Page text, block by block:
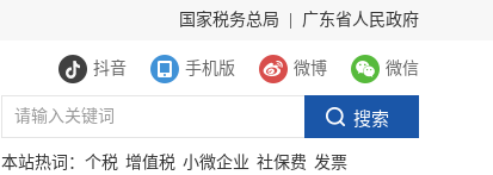
国家税务总局 广东省人民政府
抖音 手机版 微博 微信
本站热词： 个税 增值税 小微企业 社保费 发票